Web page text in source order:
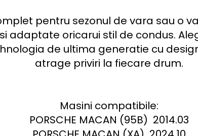
pentru sezonul de vara sau o
adaptate oricarui stil de condus.
de ultima generatie cu
atrage priviri la fiecare drum.
Masini compatibile:
PORSCHE MACAN (95B)  2014.03